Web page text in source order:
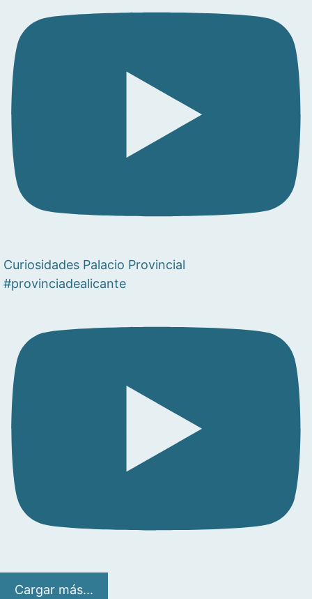
Curiosidades Palacio Provincial
#provinciadealicante
Cargar más...